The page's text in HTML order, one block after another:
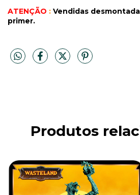
ATENÇÃO : Vendidas
primer.
Produtos